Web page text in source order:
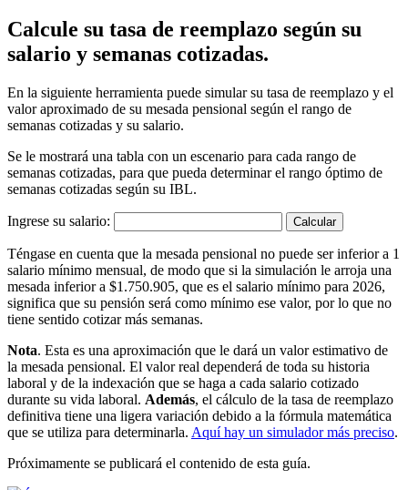
Calcule su tasa de reemplazo según su
salario y semanas cotizadas.
En la siguiente herramienta puede simular su tasa de reemplazo y el
valor aproximado de su mesada pensional según el rango de
semanas cotizadas y su salario.
Se le mostrará una tabla con un escenario para cada rango de
semanas cotizadas, para que pueda determinar el rango óptimo de
semanas cotizadas según su IBL.
Ingrese su salario:
Téngase en cuenta que la mesada pensional no puede ser inferior a 1
salario mínimo mensual, de modo que si la simulación le arroja una
mesada inferior a $1.750.905, que es el salario mínimo para 2026,
significa que su pensión será como mínimo ese valor, por lo que no
tiene sentido cotizar más semanas.
Nota. Esta es una aproximación que le dará un valor estimativo de
la mesada pensional. El valor real dependerá de toda su historia
laboral y de la indexación que se haga a cada salario cotizado
durante su vida laboral. Además, el cálculo de la tasa de reemplazo
definitiva tiene una ligera variación debido a la fórmula matemática
que se utiliza para determinarla. Aquí hay un simulador más preciso.
Próximamente se publicará el contenido de esta guía.